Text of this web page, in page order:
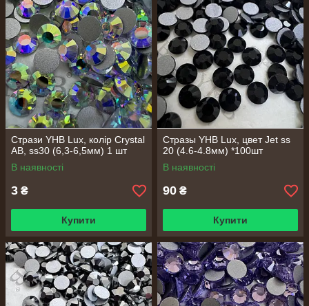
Стрази YHB Lux, колір Crystal
AB, ss30 (6,3-6,5мм) 1 шт
В наявності
3 ₴
Купити
Стразы YHB Lux, цвет Jet ss
20 (4.6-4.8мм) *100шт
В наявності
90 ₴
Купити